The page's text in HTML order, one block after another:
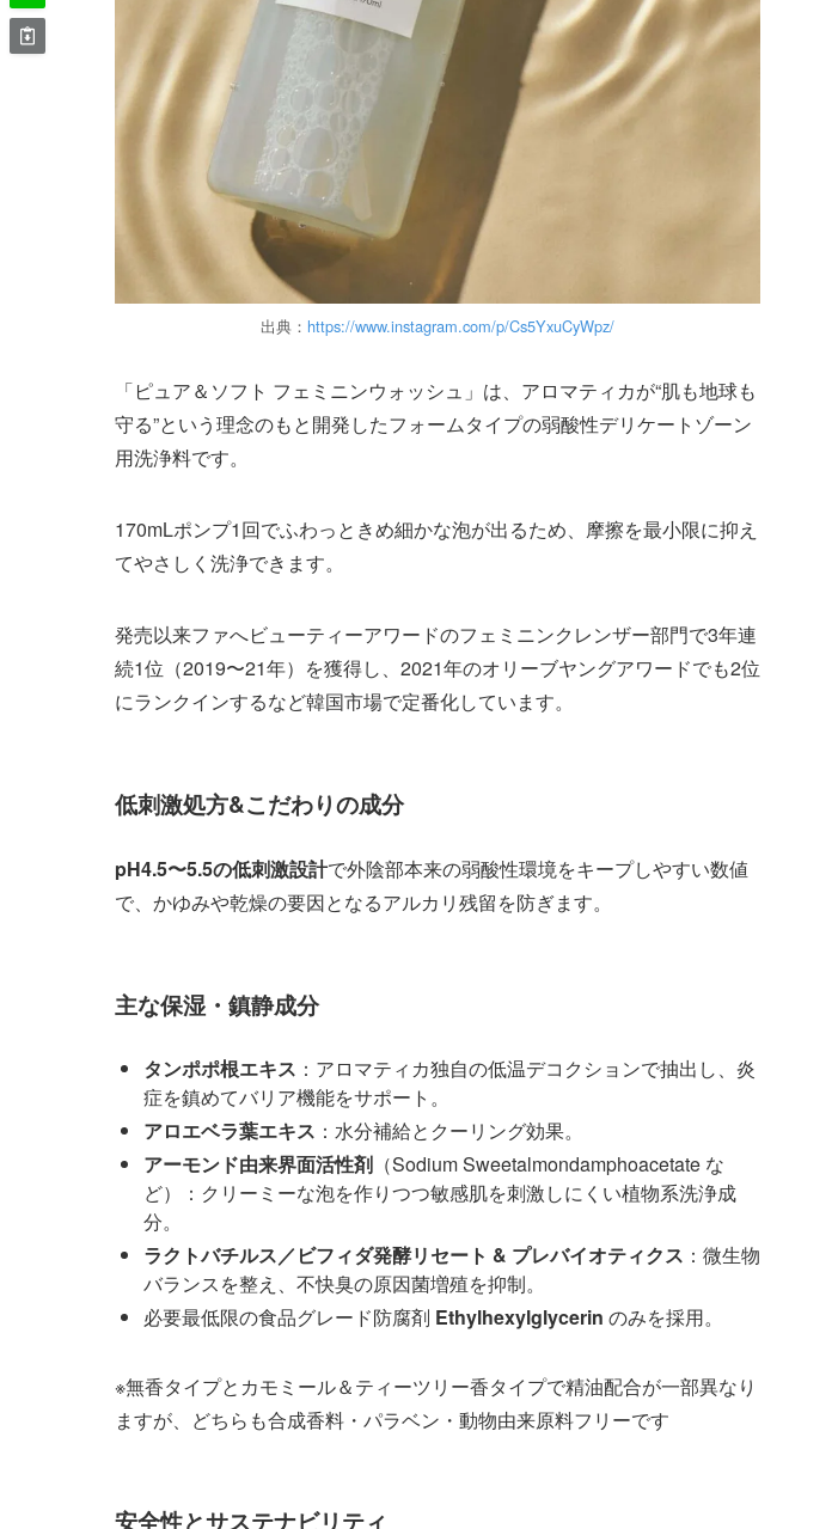
出典： https://www.instagram.com/p/Cs5YxuCyWpz/
「ピュア＆ソフト フェミニンウォッシュ」は、アロマティカが“肌も地球も
守る”という理念のもと開発したフォームタイプの弱酸性デリケートゾーン
用洗浄料です。
170mLポンプ1回でふわっときめ細かな泡が出るため、摩擦を最小限に抑え
てやさしく洗浄できます。
発売以来ファへビューティーアワードのフェミニンクレンザー部門で3年連
続1位（2019〜21年）を獲得し、2021年のオリーブヤングアワードでも2位
にランクインするなど韓国市場で定番化しています。
低刺激処方&こだわりの成分
pH4.5〜5.5の低刺激設計で外陰部本来の弱酸性環境をキープしやすい数値
で、かゆみや乾燥の要因となるアルカリ残留を防ぎます。
主な保湿・鎮静成分
タンポポ根エキス ：アロマティカ独自の低温デコクションで抽出し、炎
症を鎮めてバリア機能をサポート。
アロエベラ葉エキス ：水分補給とクーリング効果。
アーモンド由来界面活性剤 （Sodium Sweetalmondamphoacetate な
ど）：クリーミーな泡を作りつつ敏感肌を刺激しにくい植物系洗浄成
分。
ラクトバチルス／ビフィダ発酵リセート & プレバイオティクス ：微生物
バランスを整え、不快臭の原因菌増殖を抑制。
必要最低限の食品グレード防腐剤 Ethylhexylglycerin のみを採用。
※無香タイプとカモミール＆ティーツリー香タイプで精油配合が一部異なり
ますが、どちらも合成香料・パラベン・動物由来原料フリーです
安全性とサステナビリティ